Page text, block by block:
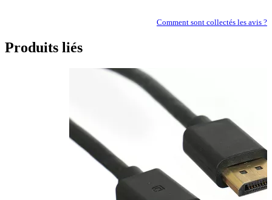
Comment sont collectés les avis ?
Produits liés